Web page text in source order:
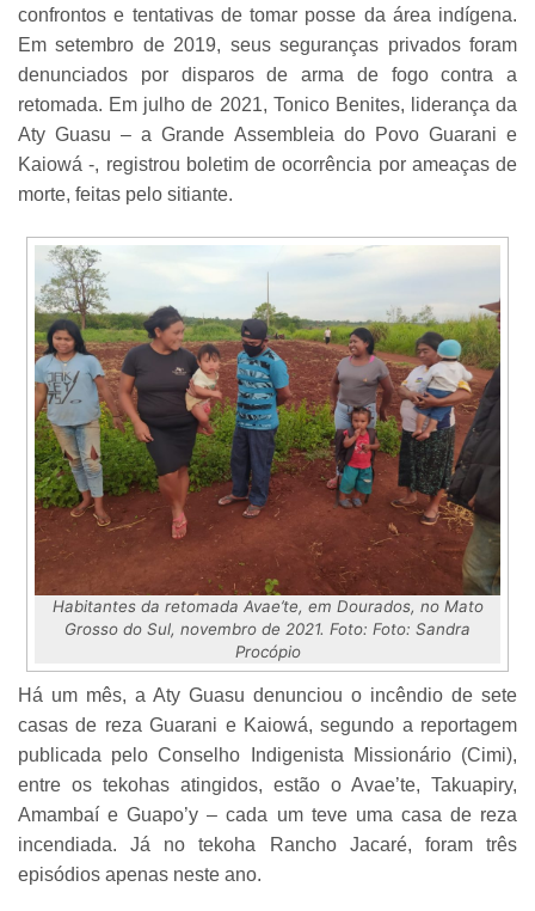
confrontos e tentativas de tomar posse da área indígena.
Em setembro de 2019, seus seguranças privados foram
denunciados por disparos de arma de fogo contra a
retomada. Em julho de 2021, Tonico Benites, liderança da
Aty Guasu – a Grande Assembleia do Povo Guarani e
Kaiowá -, registrou boletim de ocorrência por ameaças de
morte, feitas pelo sitiante.
Habitantes da retomada Avae’te, em Dourados, no Mato
Grosso do Sul, novembro de 2021. Foto: Foto: Sandra
Procópio
Há um mês, a Aty Guasu denunciou o incêndio de sete
casas de reza Guarani e Kaiowá, segundo a reportagem
publicada pelo Conselho Indigenista Missionário (Cimi),
entre os tekohas atingidos, estão o Avae’te, Takuapiry,
Amambaí e Guapo’y – cada um teve uma casa de reza
incendiada. Já no tekoha Rancho Jacaré, foram três
episódios apenas neste ano.